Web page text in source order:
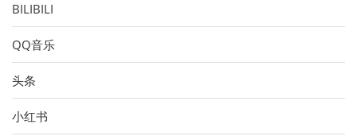
BILIBILI
QQ音乐
头条
小红书